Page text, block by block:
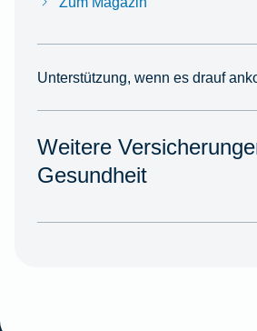
Unterstützung, wenn es drauf
Weitere
Gesundheit